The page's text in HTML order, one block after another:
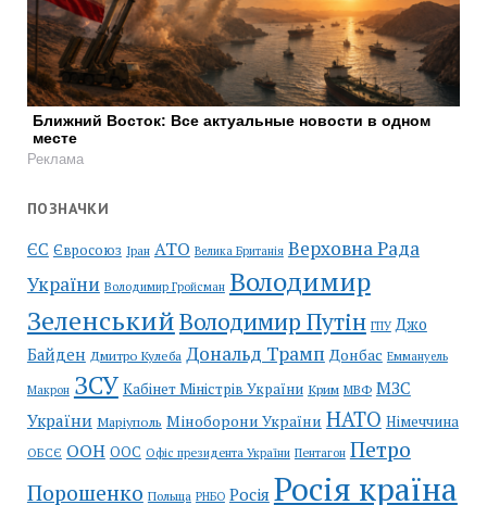
Ближний Восток: Все актуальные новости в одном
месте
Реклама
ПОЗНАЧКИ
ЄС Євросоюз Іран АТО Велика Британія Верховна Рада
України Володимир Гройсман Володимир
ЗеленськийВолодимир Путін ГПУ Джо
Байден Дмитро Кулеба Дональд Трамп Донбас Еммануель
Макрон ЗСУ Кабінет Міністрів України Крим МВФ МЗС
України Маріуполь Міноборони України НАТО Німеччина
ОБСЄ ООН ООС Офіс президента України Пентагон Петро
Порошенко Польща РНБО Росія Росія країна